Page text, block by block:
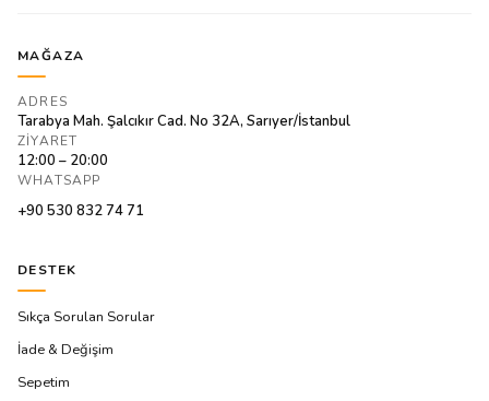
MAĞAZA
ADRES
Tarabya Mah. Şalcıkır Cad. No 32A, Sarıyer/İstanbul
ZIYARET
12:00 – 20:00
WHATSAPP
+90 530 832 74 71
DESTEK
Sıkça Sorulan Sorular
İade & Değişim
Sepetim